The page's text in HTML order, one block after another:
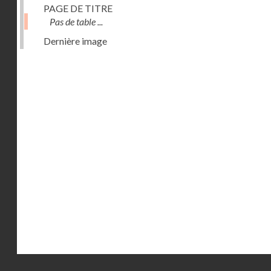
PAGE DE TITRE
Pas de table ...
Dernière image